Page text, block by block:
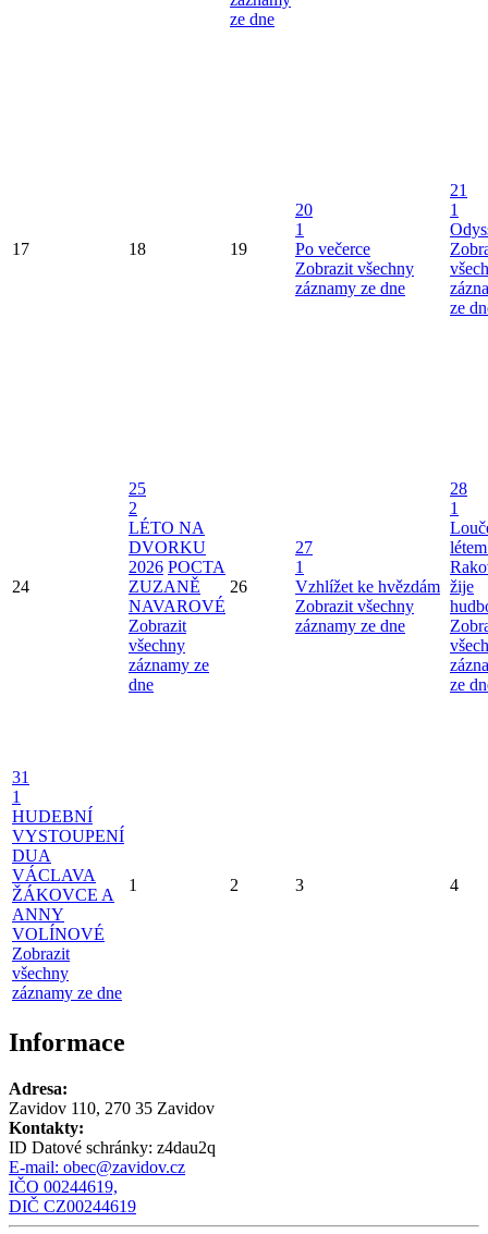
ze dne
17 18 19
20
1
Po večerce
Zobrazit všechny
záznamy ze dne
21
1
ze
24
25
2
LÉTO NA
DVORKU
2026 POCTA
ZUZANĚ
NAVAROVÉ
Zobrazit
všechny
záznamy ze
dne
26
27
1
Vzhlížet ke hvězdám
Zobrazit všechny
záznamy ze dne
28
1
žije
ze
31
1
HUDEBNÍ
VYSTOUPENÍ
DUA
VÁCLAVA
ŽÁKOVCE A
ANNY
VOLÍNOVÉ
Zobrazit
všechny
záznamy ze dne
1 2 3 4
Informace
Adresa:
Zavidov 110, 270 35 Zavidov
Kontakty:
ID Datové schránky: z4dau2q
E-mail: obec@zavidov.cz
IČO 00244619,
DIČ CZ00244619